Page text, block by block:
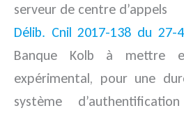
serveur de centre d’appels
Délib. Cnil 2017-138 du 27-
Banque Kolb à
expérimental, pour une
système